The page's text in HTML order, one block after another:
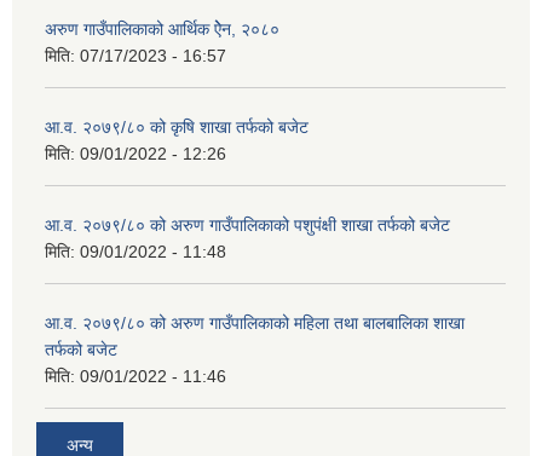
अरुण गाउँपालिकाको आर्थिक ऐेन, २०८०
मिति: 07/17/2023 - 16:57
आ.व. २०७९/८० को कृषि शाखा तर्फको बजेट
मिति: 09/01/2022 - 12:26
आ.व. २०७९/८० को अरुण गाउँपालिकाको पशुपंक्षी शाखा तर्फको बजेट
मिति: 09/01/2022 - 11:48
आ.व. २०७९/८० को अरुण गाउँपालिकाको महिला तथा बालबालिका शाखा
तर्फको बजेट
मिति: 09/01/2022 - 11:46
अन्य